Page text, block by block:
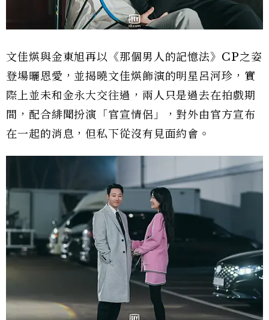
文佳煐與金東旭再以《那個男人的記憶法》CP之姿
登場曬恩愛，並揭曉文佳煐飾演的明星呂河珍，實
際上並未和金永大交往過，兩人只是過去在拍戲期
間，配合緋聞扮演「官宣情侶」，對外由官方宣布
在一起的消息，但私下從沒有見面約會。